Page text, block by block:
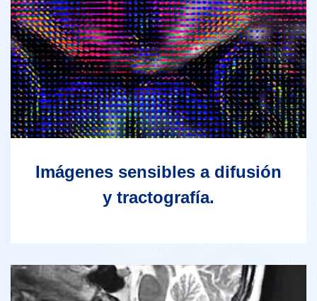
Imágenes sensibles a difusión
y tractografía.